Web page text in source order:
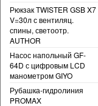
Рюкзак TWISTER GSB X7
V=30л с вентиляц.
спины, светоотр.
AUTHOR
Насос напольный GF-
64D с цифровым LCD
манометром GIYO
Рубашка-гидролиния
PROMAX